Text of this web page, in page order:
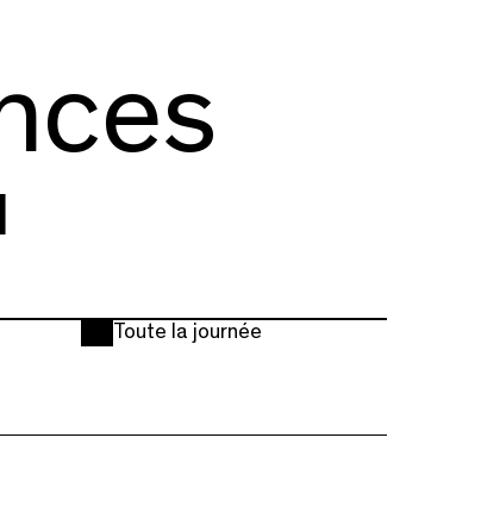
Toute la journée